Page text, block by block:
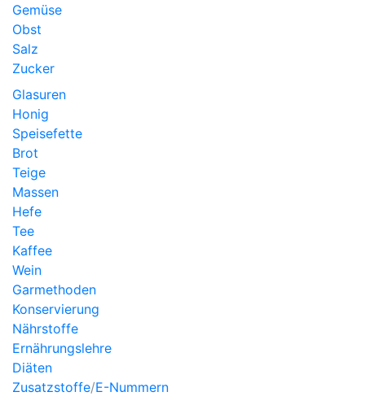
Gemüse
Obst
Salz
Zucker
Glasuren
Honig
Speisefette
Brot
Teige
Massen
Hefe
Tee
Kaffee
Wein
Garmethoden
Konservierung
Nährstoffe
Ernährungslehre
Diäten
Zusatzstoffe/E-Nummern